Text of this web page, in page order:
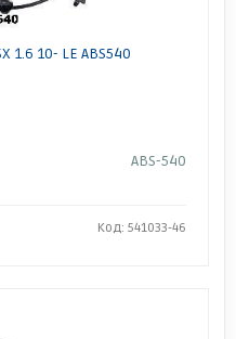
1.6 10- LE ABS540
ABS-540
Код: 541033-46